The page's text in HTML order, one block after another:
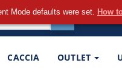
Mode defaults were set. How
CACCIA OUTLET